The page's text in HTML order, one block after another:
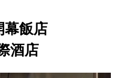
幕飯店
酒店